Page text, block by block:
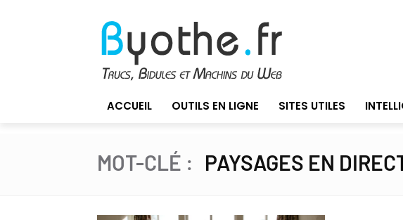
ACCUEIL OUTILS EN LIGNE SITES UTILES
MOT-CLÉ : PAYSAGES EN